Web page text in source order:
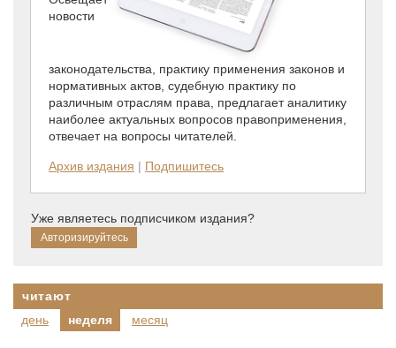
новости
законодательства, практику применения законов и
нормативных актов, судебную практику по
различным отраслям права, предлагает аналитику
наиболее актуальных вопросов правоприменения,
отвечает на вопросы читателей.
Архив издания | Подпишитесь
Уже являетесь подписчиком издания?
читают
день
неделя месяц